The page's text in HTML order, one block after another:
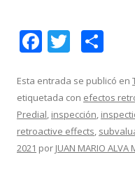
F
e
b
o
o
T
itt
er
m
p
ar
ti
Esta entrada se publicó en
etiquetada con efectos
Predial, inspección,
retroactive effects,
2021 por JUAN MARIO ALVA